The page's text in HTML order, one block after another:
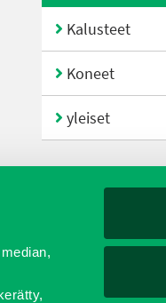
Kalusteet
Koneet
yleiset